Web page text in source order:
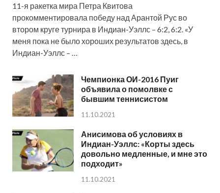
11-я ракетка мира Петра Квитова
прокомментировала победу над Арантой Рус во
втором круге турнира в Индиан-Уэллс – 6:2, 6:2. «У
меня пока не было хороших результатов здесь, в
Индиан-Уэллс – …
Чемпионка ОИ-2016 Пуиг
объявила о помолвке с
бывшим теннисистом
11.10.2021
Анисимова об условиях в
Индиан-Уэллс: «Корты здесь
довольно медленные, и мне это
подходит»
11.10.2021